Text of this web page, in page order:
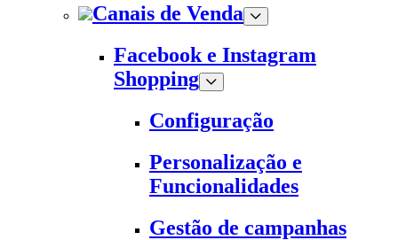
Canais de Venda
Facebook e Instagram
Shopping
Configuração
Personalização e
Funcionalidades
Gestão de campanhas